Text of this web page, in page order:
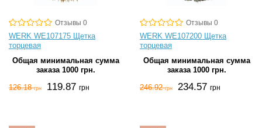
Отзывы 0
WERK WE107175 Щетка
торцевая
Общая минимальная сумма
заказа 1000 грн.
126.18грн 119.87 грн
Отзывы 0
WERK WE107200 Щетка
торцевая
Общая минимальная сумма
заказа 1000 грн.
246.92грн 234.57 грн